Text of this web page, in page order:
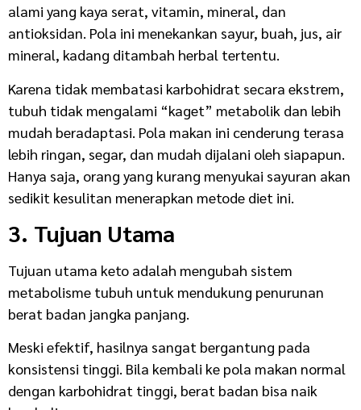
alami yang kaya serat, vitamin, mineral, dan
antioksidan. Pola ini menekankan sayur, buah, jus, air
mineral, kadang ditambah herbal tertentu.
Karena tidak membatasi karbohidrat secara ekstrem,
tubuh tidak mengalami “kaget” metabolik dan lebih
mudah beradaptasi. Pola makan ini cenderung terasa
lebih ringan, segar, dan mudah dijalani oleh siapapun.
Hanya saja, orang yang kurang menyukai sayuran akan
sedikit kesulitan menerapkan metode diet ini.
3. Tujuan Utama
Tujuan utama keto adalah mengubah sistem
metabolisme tubuh untuk mendukung penurunan
berat badan jangka panjang.
Meski efektif, hasilnya sangat bergantung pada
konsistensi tinggi. Bila kembali ke pola makan normal
dengan karbohidrat tinggi, berat badan bisa naik